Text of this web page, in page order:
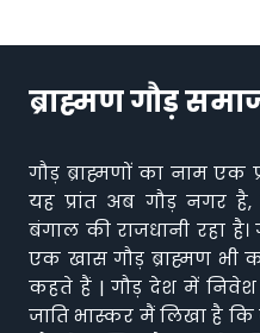
ब्राह्मण गौड़
गौड़ ब्राह्मणों का नाम एक
यह प्रांत अब गौड़ नगर
बंगाल की राजधानी रहा
एक खास गौड़ ब्राह्मण भी
कहते हैं | गौड़ देश में
जाति भास्कर मैं लिखा है